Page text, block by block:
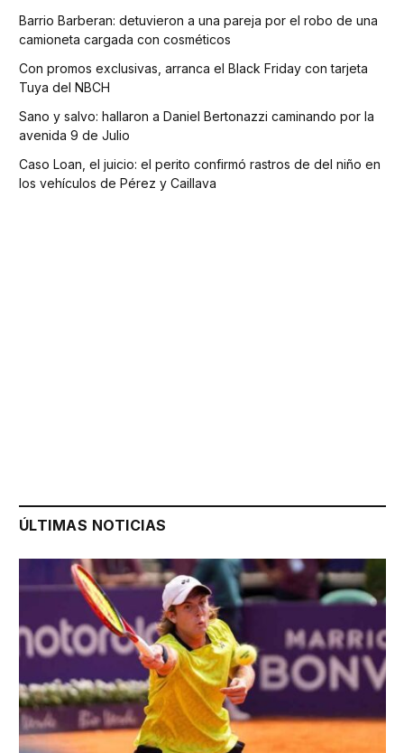
Barrio Barberan: detuvieron a una pareja por el robo de una
camioneta cargada con cosméticos
Con promos exclusivas, arranca el Black Friday con tarjeta
Tuya del NBCH
Sano y salvo: hallaron a Daniel Bertonazzi caminando por la
avenida 9 de Julio
Caso Loan, el juicio: el perito confirmó rastros de del niño en
los vehículos de Pérez y Caillava
ÚLTIMAS NOTICIAS